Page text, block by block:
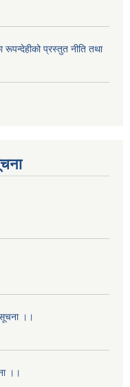
रूपन्देहीको प्रस्तुत नीति तथा
।।
।।